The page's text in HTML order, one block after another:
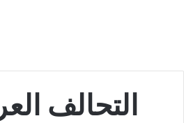
التحالف